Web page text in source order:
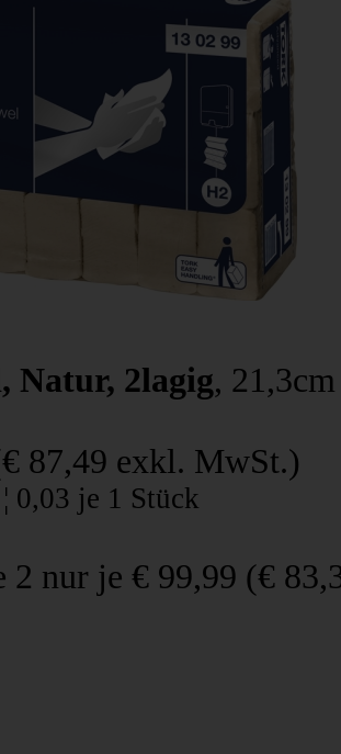
Natur, 2lagig,
€ 87,49 exkl. MwSt.)
0,03 je 1 Stück
2 nur je € 99,99 (€